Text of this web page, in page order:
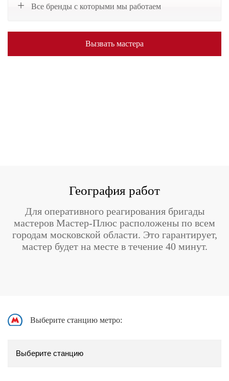
Все бренды с которыми мы работаем
Вызвать мастера
География работ
Для оперативного реагирования бригады
мастеров Мастер-Плюс расположены по всем
городам московской области. Это гарантирует,
мастер будет на месте в течение 40 минут.
Выберите станцию метро: